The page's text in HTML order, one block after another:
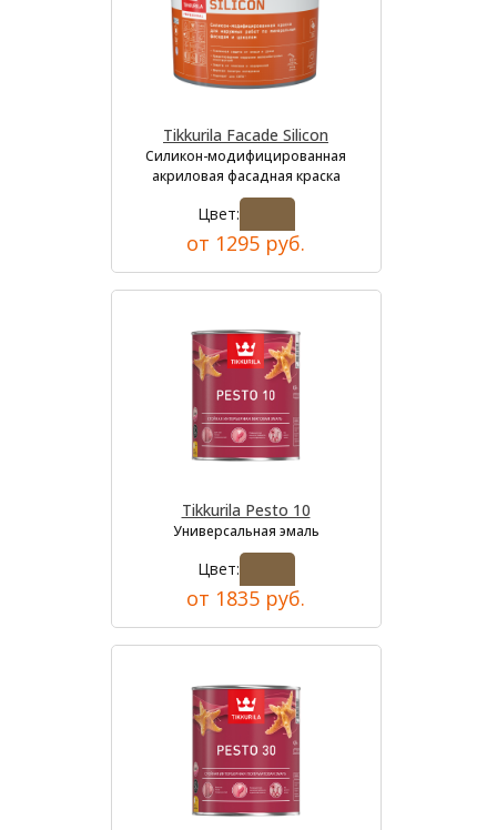
Tikkurila Facade Silicon
Силикон-модифицированная
акриловая фасадная краска
Цвет:
от 1295 руб.
Tikkurila Pesto 10
Универсальная эмаль
Цвет:
от 1835 руб.